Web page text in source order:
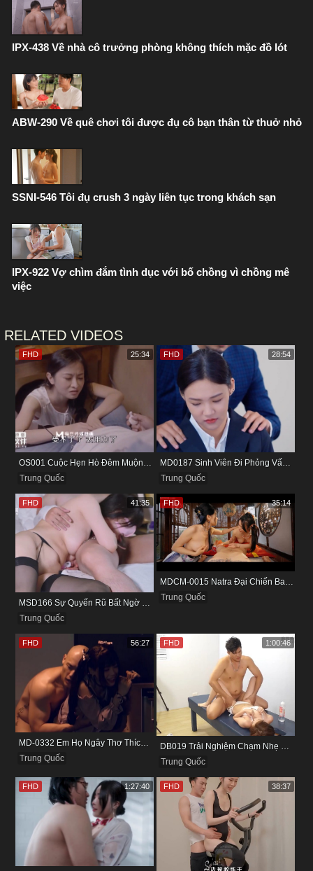
IPX-438 Về nhà cô trưởng phòng không thích mặc đồ lót
ABW-290 Về quê chơi tôi được đụ cô bạn thân từ thuở nhỏ
SSNI-546 Tôi đụ crush 3 ngày liên tục trong khách sạn
IPX-922 Vợ chìm đắm tình dục với bố chồng vì chồng mê
việc
RELATED VIDEOS
Trung Quốc
FHD 25:34
Trung Quốc
FHD 28:54
MSD166 Sự Quyến Rũ Bất Ngờ Từ Nàng Người Yêu Xinh Đẹp
Trung Quốc
FHD 41:35
MDCM-0015 Natra Đại Chiến Ba Nữ Tiểu Yêu Và Màn Thu Phục Làm Nô Lệ Tình Dục
Trung Quốc
FHD 35:14
MD-0332 Em Họ Ngây Thơ Thích Tìm Hiểu Chuyện Tình Ái
Trung Quốc
FHD 56:27
DB019 Trải Nghiệm Chạm Nhẹ Đầu Đời Với Bé Kỹ Thuật Viên
Trung Quốc
FHD 1:00:46
FHD 1:27:40 FHD 38:37